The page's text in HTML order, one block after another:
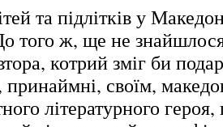
та підлітків у
того ж, ще не
котрий зміг би
принаймні, своїм,
літературного